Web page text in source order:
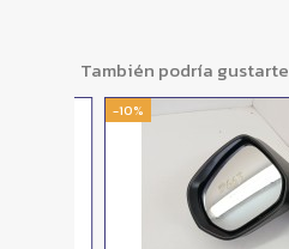
También podría gustarte
-10%